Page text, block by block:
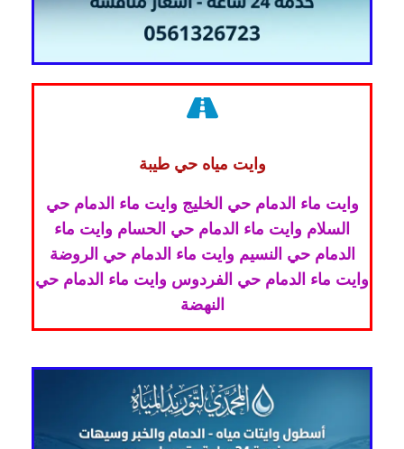
وايت مياه حي طيبة
وايت ماء الدمام حي الخليج وايت ماء الدمام حي
السلام وايت ماء الدمام حي الحسام وايت ماء
الدمام حي النسيم وايت ماء الدمام حي الروضة
وايت ماء الدمام حي الفردوس وايت ماء الدمام حي
النهضة